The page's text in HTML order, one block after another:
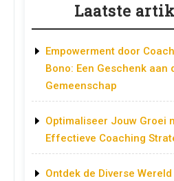
Laatste
Empowerment door
Bono: Een Geschenk aan
Gemeenschap
Optimaliseer Jouw Groei
Effectieve Coaching
Ontdek de Diverse Wereld